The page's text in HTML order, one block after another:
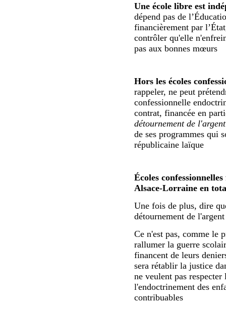
Une école libre est
dépend pas de
financièrement par
contrôler qu'elle
pas aux bonnes mœurs
Hors les écoles
rappeler, ne peut
confessionnelle
contrat, financée en
détournement de
de ses programmes qui
républicaine laïque
Écoles
Alsace-Lorraine en
Une fois de plus, dire
détournement de
Ce n'est pas, comme le
rallumer la guerre
financent de leurs
sera rétablir la justice
ne veulent pas
l'endoctrinement des
contribuables